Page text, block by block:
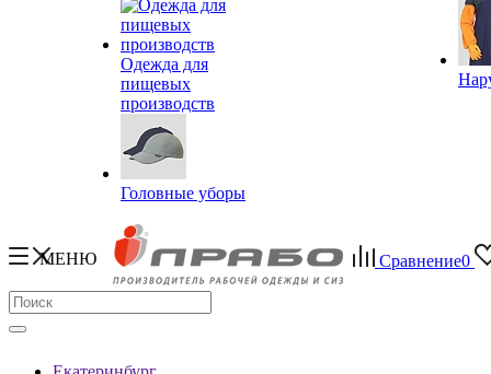
Одежда для
пищевых
производств
Головные уборы
МЕНЮ Сравнение0